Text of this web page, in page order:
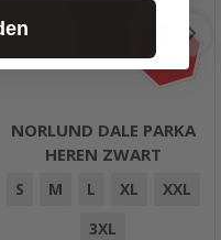
NORLUND DALE PARKA
HEREN ZWART
-55%
S M L XL
XXL
3XL